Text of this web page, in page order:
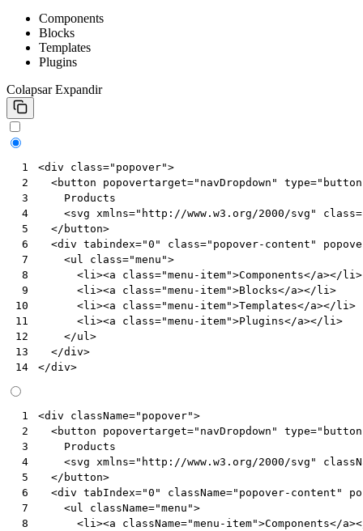
Components
Blocks
Templates
Plugins
Colapsar Expandir
1
2
3
4
5
6
7
8
9
10
11
12
13
14
<div class="popover">
<button popovertarget="navDropdown" type=
    Products
<svg xmlns="http://www.w3.org/2000/svg" class=
</ button>
<div tabindex="0" class="popover-content"
<ul class="menu">
<li ><a class="menu-item">Components</a></ li >
<li ><a class="menu-item">Blocks</a></ li >
<li ><a class="menu-item">Templates</a></ li >
<li ><a class="menu-item">Plugins</a></ li >
</ul >
</div>
</div>
1
2
3
4
5
6
7
8
<div className="popover">
<button popovertarget="navDropdown" type=
Products
<svg xmlns="http://www.w3.org/2000/svg"
</ button>
<div tabIndex="0" className="popover-content"
<ul className="menu">
<li ><a className="menu-item">Components</a